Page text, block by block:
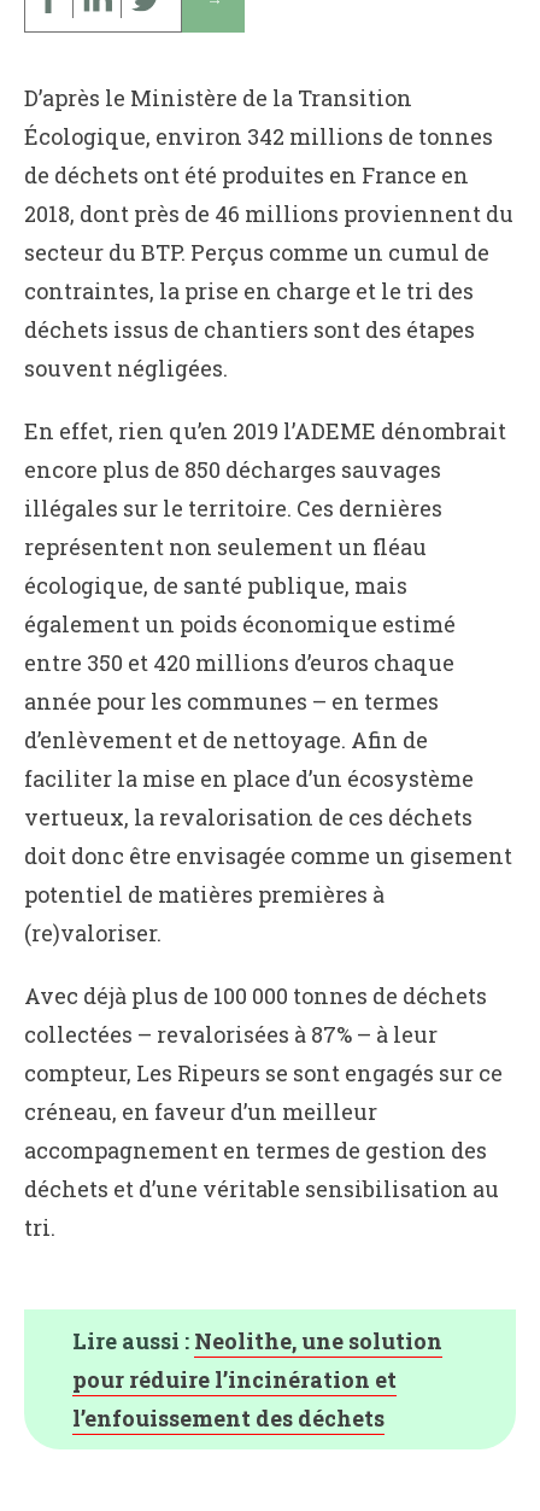
D’après le Ministère de la Transition
Écologique, environ 342 millions de tonnes
de déchets ont été produites en France en
2018, dont près de 46 millions proviennent du
secteur du BTP. Perçus comme un cumul de
contraintes, la prise en charge et le tri des
déchets issus de chantiers sont des étapes
souvent négligées.
En effet, rien qu’en 2019 l’ADEME dénombrait
encore plus de 850 décharges sauvages
illégales sur le territoire. Ces dernières
représentent non seulement un fléau
écologique, de santé publique, mais
également un poids économique estimé
entre 350 et 420 millions d’euros chaque
année pour les communes – en termes
d’enlèvement et de nettoyage. Afin de
faciliter la mise en place d’un écosystème
vertueux, la revalorisation de ces déchets
doit donc être envisagée comme un gisement
potentiel de matières premières à
(re)valoriser.
Avec déjà plus de 100 000 tonnes de déchets
collectées – revalorisées à 87% – à leur
compteur, Les Ripeurs se sont engagés sur ce
créneau, en faveur d’un meilleur
accompagnement en termes de gestion des
déchets et d’une véritable sensibilisation au
tri.
Lire aussi : Neolithe, une solution
pour réduire l’incinération et
l’enfouissement des déchets